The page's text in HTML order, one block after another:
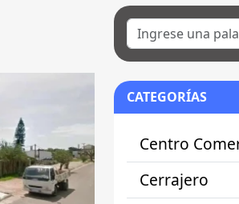
CATEGORÍAS
Centro
Cerrajero